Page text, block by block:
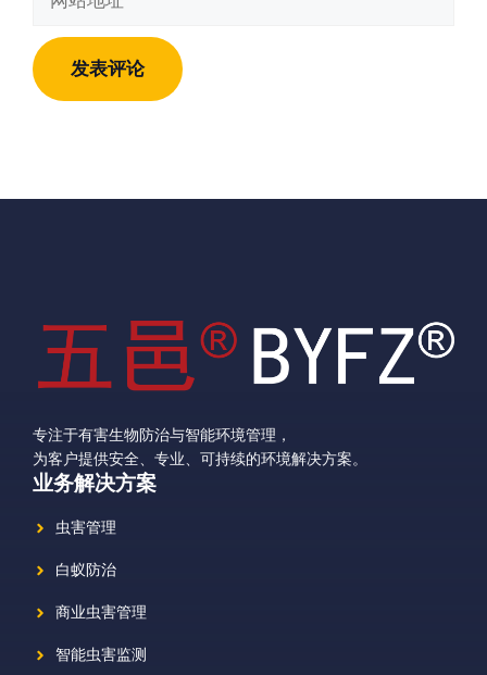
址
地
址
专注于有害生物防治与智能环境管理，
为客户提供安全、专业、可持续的环境解决方案。
业务解决方案
虫害管理
白蚁防治
商业虫害管理
智能虫害监测